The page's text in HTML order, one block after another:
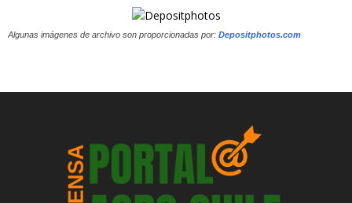
Algunas imágenes de archivo son proporcionadas por: Depositphotos.com